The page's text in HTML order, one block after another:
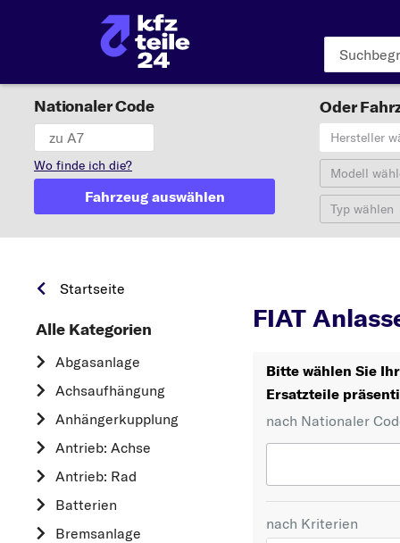
Nationaler Code
Wo finde ich die?
Fahrzeug auswählen
Oder
Hersteller
Modell
Typ wählen
Startseite
Alle Kategorien
Abgasanlage
Achsaufhängung
Anhängerkupplung
Antrieb: Achse
Antrieb: Rad
Batterien
Bremsanlage
FIAT
Bitte wählen Sie
Ersatzteile
nach Nationaler
nach Kriterien